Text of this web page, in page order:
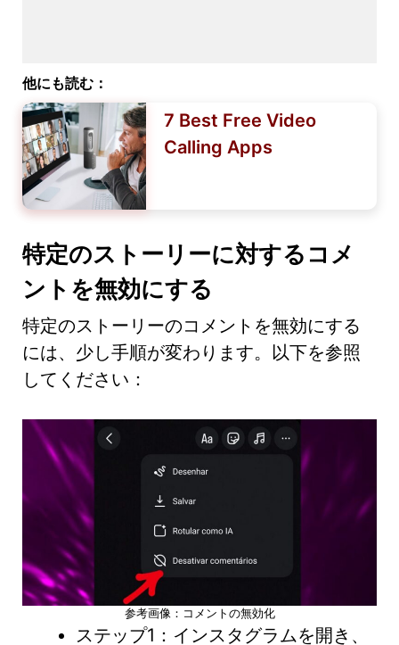
他にも読む：
7 Best Free Video
Calling Apps
特定のストーリーに対するコメ
ントを無効にする
特定のストーリーのコメントを無効にする
には、少し手順が変わります。以下を参照
してください：
参考画像：コメントの無効化
ステップ1：インスタグラムを開き、